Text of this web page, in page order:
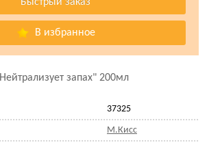
В избранное
запах" 200мл
37325
М.Кисс